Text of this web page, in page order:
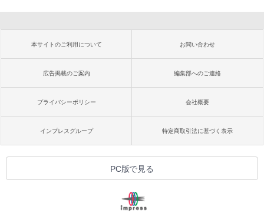
本サイトのご利用について お問い合わせ
広告掲載のご案内 編集部へのご連絡
プライバシーポリシー 会社概要
インプレスグループ 特定商取引法に基づく表示
PC版で見る